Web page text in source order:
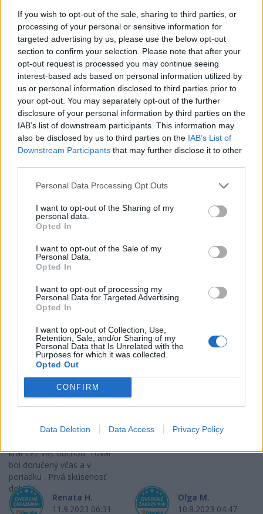
If you wish to opt-out of the sale, sharing to third parties, or
processing of your personal or sensitive information for
targeted advertising by us, please use the below opt-out
section to confirm your selection. Please note that after your
opt-out request is processed you may continue seeing
interest-based ads based on personal information utilized by
us or personal information disclosed to third parties prior to
your opt-out. You may separately opt-out of the further
disclosure of your personal information by third parties on the
IAB’s list of downstream participants. This information may
also be disclosed by us to third parties on the IAB’s List of
Downstream Participants that may further disclose it to other
Personal Data Processing Opt Outs
I want to opt-out of the Sharing of my
personal data.
Opted In
I want to opt-out of the Sale of my
Personal Data.
Opted In
I want to opt-out of processing my
Personal Data for Targeted Advertising.
Opted In
I want to opt-out of Collection, Use,
Retention, Sale, and/or Sharing of my
Personal Data that Is Unrelated with the
Purposes for which it was collected.
Opted Out
CONFIRM
Data Deletion Data Access Privacy Policy
Jemný čistiaci gél na tvár vhodný
na Seboroickú dermatitidu, je
mora a aktívne…
10,00 €
KÚPIŤ
Krém pre zvýšenie hydratácie
pleti s bohatou textúrou. Svieži
ľahký krém, ktorý zaisťuje
dlhotrvajúcu hydratáciu po…
23,09 €
KÚPIŤ
NAJNOVŠIE ČLÁNKY V
NAŠOM BLOGU
Pripravte vašu pokožku
na sychravé dni
Starostlivosť o pleť v
HODNOTENIE OBCHODU
krát cez váš obchod. Tovar
bol doručený včas a v
poriadku . Prvá skúsenosť
dobrá!
Renata H.
11.9.2023 06:31
Oľga M.
10.8.2023 04:47